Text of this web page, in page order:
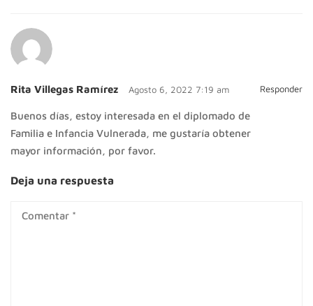
Rita Villegas Ramírez Agosto 6, 2022 7:19 am Responder
Buenos días, estoy interesada en el diplomado de
Familia e Infancia Vulnerada, me gustaría obtener
mayor información, por favor.
Deja una respuesta